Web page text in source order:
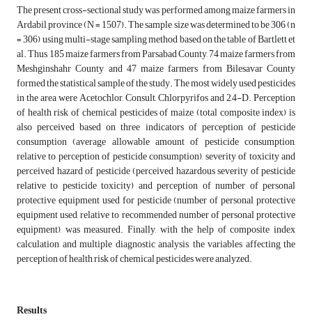
The present cross-sectional study was performed among maize farmers in
Ardabil province (N = 1507). The sample size was determined to be 306 (n
= 306) using multi-stage sampling method based on the table of Bartlett et
al. Thus, 185 maize farmers from Parsabad County, 74 maize farmers from
Meshginshahr County and 47 maize farmers from Bilesavar County
formed the statistical sample of the study. The most widely used pesticides
in the area were Acetochlor, Consult, Chlorpyrifos and 2,4-D. Perception
of health risk of chemical pesticides of maize (total composite index) is
also perceived based on three indicators of perception of pesticide
consumption (average allowable amount of pesticide consumption,
relative to perception of pesticide consumption), severity of toxicity and
perceived hazard of pesticide (perceived hazardous severity of pesticide
relative to pesticide toxicity) and perception of number of personal
protective equipment used for pesticide (number of personal protective
equipment used, relative to recommended number of personal protective
equipment), was measured. Finally, with the help of composite index
calculation and multiple diagnostic analysis, the variables affecting the
perception of health risk of chemical pesticides were analyzed.
Results